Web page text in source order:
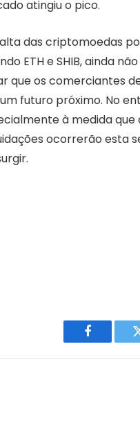
atingiu o pico.
das criptomoedas
ETH e SHIB, ainda
que os comerciantes
futuro próximo. No
à medida que
ocorrerão esta
Facebook